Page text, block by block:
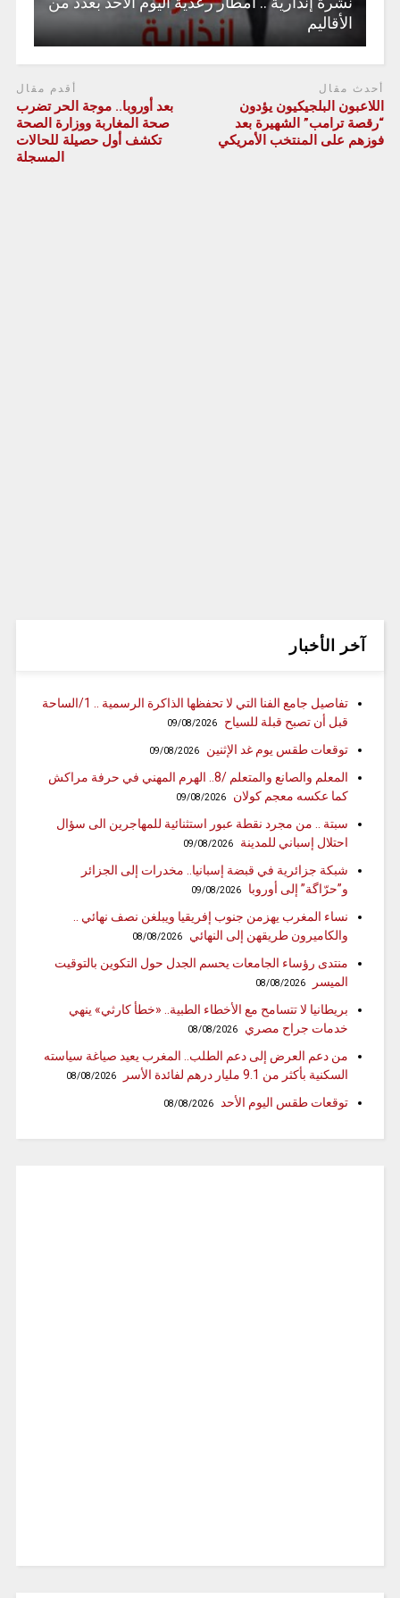
الأقاليم
أحدث مقال
اللاعبون البلجيكيون يؤدون
“رقصة ترامب” الشهيرة بعد
فوزهم على المنتخب الأمريكي
أقدم مقال
بعد أوروبا.. موجة الحر تضرب
صحة المغاربة ووزارة الصحة
تكشف أول حصيلة للحالات
المسجلة
آخر الأخبار
تفاصيل جامع الفنا التي لا تحفظها الذاكرة الرسمية .. 1/الساحة
قبل أن تصبح قبلة للسياح
09/08/2026
توقعات طقس يوم غد الإثنين 09/08/2026
المعلم والصانع والمتعلم /8.. الهرم المهني في حرفة مراكش
كما عكسه معجم كولان
09/08/2026
سبتة .. من مجرد نقطة عبور استثنائية للمهاجرين الى سؤال
احتلال إسباني للمدينة
09/08/2026
شبكة جزائرية في قبضة إسبانيا.. مخدرات إلى الجزائر
و”حرّاگة” إلى أوروبا
09/08/2026
نساء المغرب يهزمن جنوب إفريقيا ويبلغن نصف نهائي ..
والكاميرون طريقهن إلى النهائي
08/08/2026
منتدى رؤساء الجامعات يحسم الجدل حول التكوين بالتوقيت
الميسر
08/08/2026
بريطانيا لا تتسامح مع الأخطاء الطبية.. «خطأ كارثي» ينهي
خدمات جراح مصري
08/08/2026
من دعم العرض إلى دعم الطلب.. المغرب يعيد صياغة سياسته
السكنية بأكثر من 9.1 مليار درهم لفائدة الأسر
08/08/2026
توقعات طقس اليوم الأحد 08/08/2026